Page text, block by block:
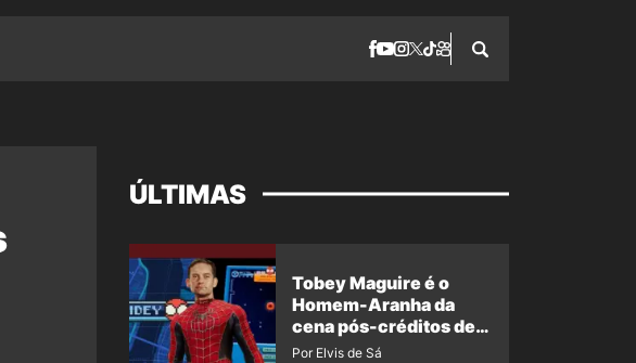
ÚLTIMAS
Tobey Maguire é o
Homem-Aranha da
cena pós-créditos de
Um Novo Dia?
Por Elvis de Sá